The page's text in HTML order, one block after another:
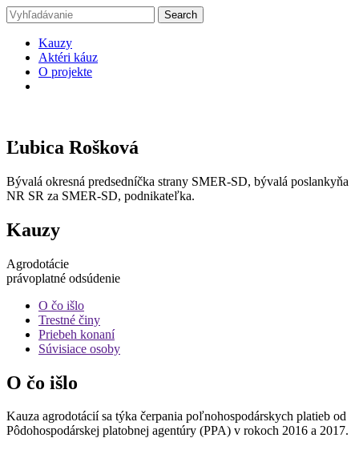
Kauzy
Aktéri káuz
O projekte
Ľubica Rošková
Bývalá okresná predsedníčka strany SMER-SD, bývalá poslankyňa
NR SR za SMER-SD, podnikateľka.
Kauzy
Agrodotácie
právoplatné odsúdenie
O čo išlo
Trestné činy
Priebeh konaní
Súvisiace osoby
O čo išlo
Kauza agrodotácií sa týka čerpania poľnohospodárskych platieb od
Pôdohospodárskej platobnej agentúry (PPA) v rokoch 2016 a 2017.